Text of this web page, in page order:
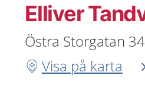
Elliver
Östra Storgatan 34
Visa på karta